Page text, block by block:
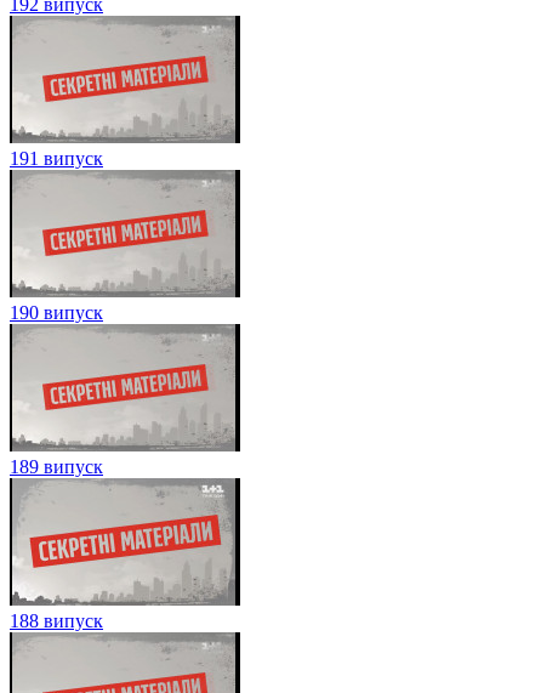
191 випуск
190 випуск
189 випуск
188 випуск